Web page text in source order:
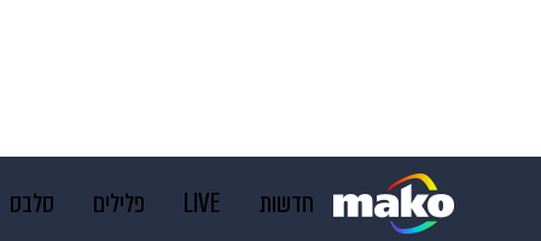
חדשות LIVE פלילים סלבס